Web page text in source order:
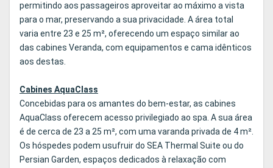
permitindo aos passageiros aproveitar ao máximo a vista
para o mar, preservando a sua privacidade. A área total
varia entre 23 e 25 m², oferecendo um espaço similar ao
das cabines Veranda, com equipamentos e cama idênticos
aos destas.
Cabines AquaClass
Concebidas para os amantes do bem-estar, as cabines
AquaClass oferecem acesso privilegiado ao spa. A sua área
é de cerca de 23 a 25 m², com uma varanda privada de 4 m².
Os hóspedes podem usufruir do SEA Thermal Suite ou do
Persian Garden, espaços dedicados à relaxação com